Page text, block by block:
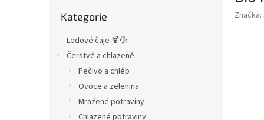
kategorie
Kategorie
Ledové čaje 🍹💦
Čerstvé a chlazené
Pečivo a chléb
Ovoce a zelenina
Mražené potraviny
Chlazené potraviny
Značka: